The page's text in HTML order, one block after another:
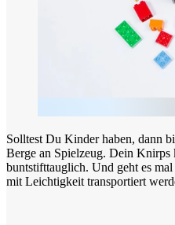
Solltest Du Kinder haben, dann
Berge an Spielzeug. Dein Knirps
buntstifttauglich. Und geht es
mit Leichtigkeit transportiert